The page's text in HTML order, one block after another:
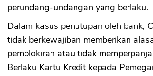
perundang-undangan yang berlaku.
Dalam kasus penutupan oleh bank,
tidak berkewajiban memberikan
pemblokiran atau tidak
Berlaku Kartu Kredit kepada